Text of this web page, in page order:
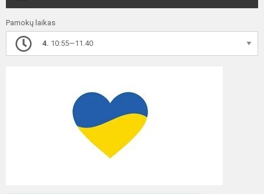
Pamokų laikas
4. 10:55—11.40